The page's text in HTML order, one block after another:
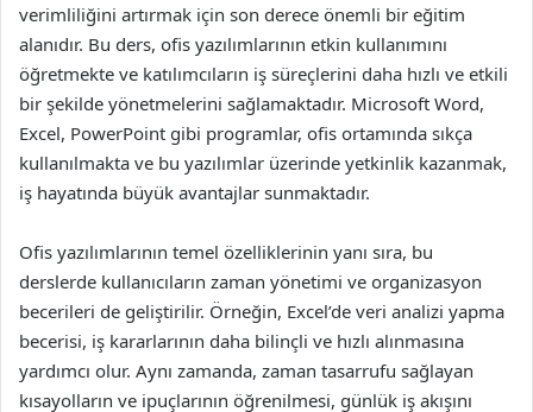
verimliliğini artırmak için son derece önemli bir eğitim
alanıdır. Bu ders, ofis yazılımlarının etkin kullanımını
öğretmekte ve katılımcıların iş süreçlerini daha hızlı ve etkili
bir şekilde yönetmelerini sağlamaktadır. Microsoft Word,
Excel, PowerPoint gibi programlar, ofis ortamında sıkça
kullanılmakta ve bu yazılımlar üzerinde yetkinlik kazanmak,
iş hayatında büyük avantajlar sunmaktadır.
Ofis yazılımlarının temel özelliklerinin yanı sıra, bu
derslerde kullanıcıların zaman yönetimi ve organizasyon
becerileri de geliştirilir. Örneğin, Excel’de veri analizi yapma
becerisi, iş kararlarının daha bilinçli ve hızlı alınmasına
yardımcı olur. Aynı zamanda, zaman tasarrufu sağlayan
kısayolların ve ipuçlarının öğrenilmesi, günlük iş akışını